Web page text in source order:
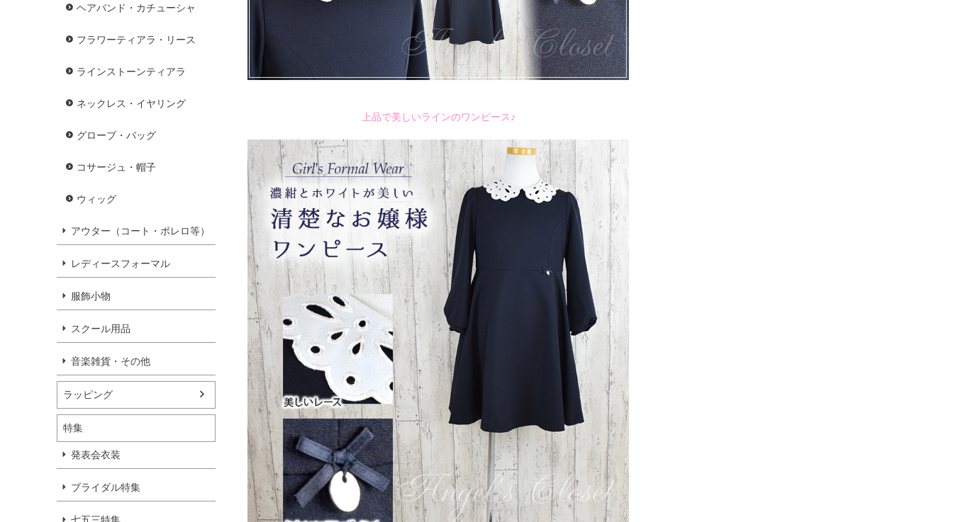
ヘアバンド・カチューシャ
フラワーティアラ・リース
ラインストーンティアラ
ネックレス・イヤリング
グローブ・バッグ
コサージュ・帽子
ウィッグ
アウター（コート・ボレロ等）
レディースフォーマル
服飾小物
スクール用品
音楽雑貨・その他
ラッピング
特集
発表会衣装
ブライダル特集
上品で美しいラインのワンピース♪